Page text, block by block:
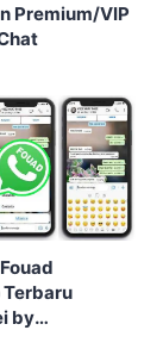
Premium/VIP
by